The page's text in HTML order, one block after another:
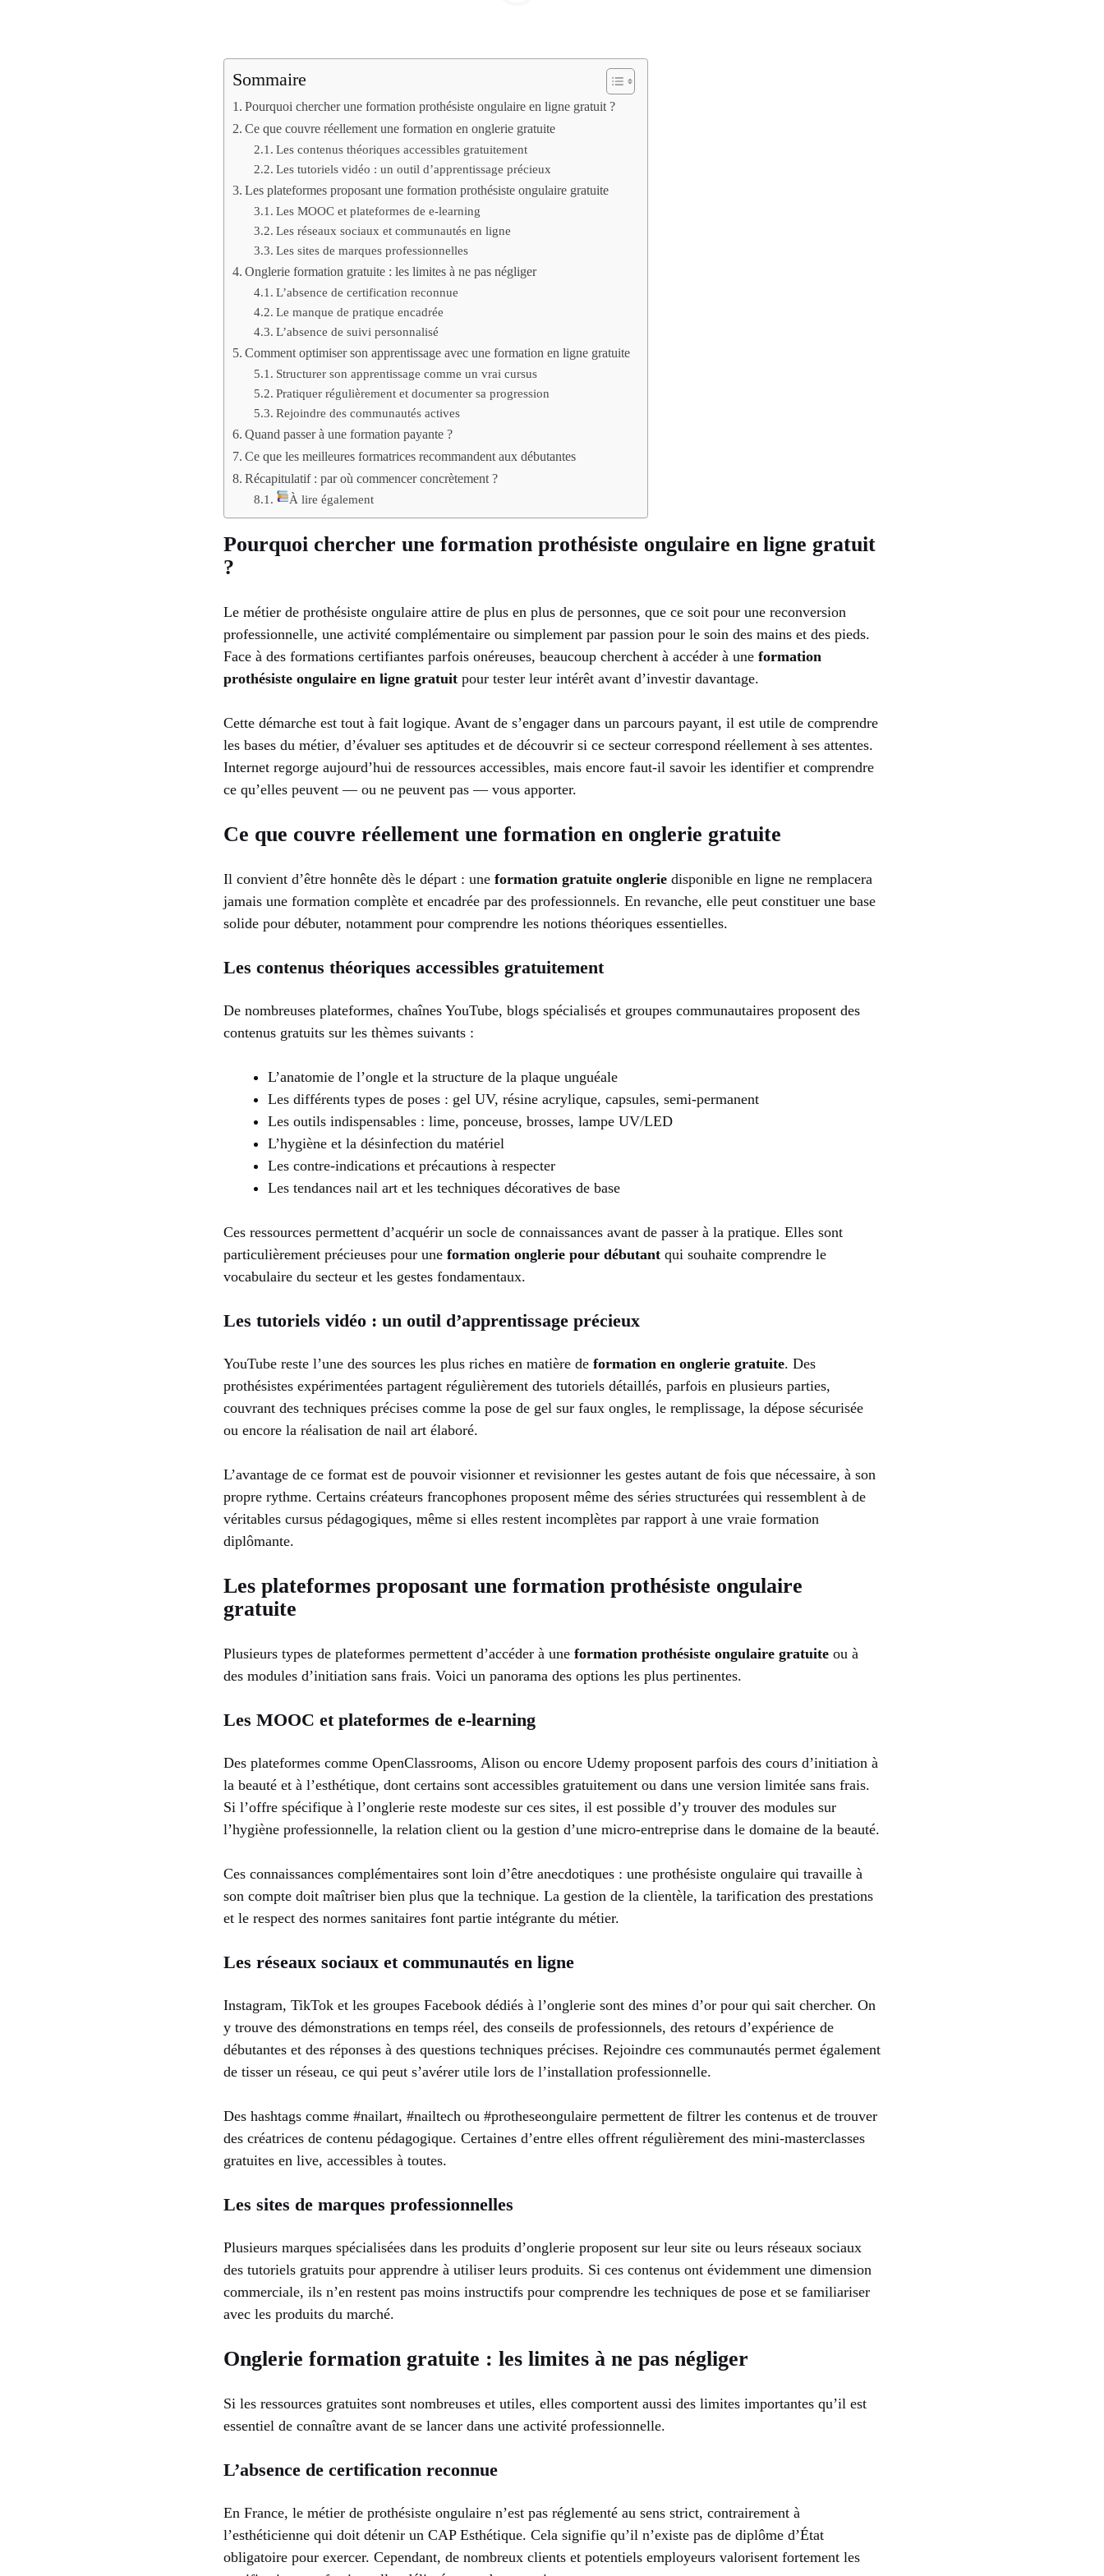
Sommaire
Pourquoi chercher une formation prothésiste ongulaire en ligne gratuit ?
Ce que couvre réellement une formation en onglerie gratuite
Les contenus théoriques accessibles gratuitement
Les tutoriels vidéo : un outil d’apprentissage précieux
Les plateformes proposant une formation prothésiste ongulaire gratuite
Les MOOC et plateformes de e-learning
Les réseaux sociaux et communautés en ligne
Les sites de marques professionnelles
Onglerie formation gratuite : les limites à ne pas négliger
L’absence de certification reconnue
Le manque de pratique encadrée
L’absence de suivi personnalisé
Comment optimiser son apprentissage avec une formation en ligne gratuite
Structurer son apprentissage comme un vrai cursus
Pratiquer régulièrement et documenter sa progression
Rejoindre des communautés actives
Quand passer à une formation payante ?
Ce que les meilleures formatrices recommandent aux débutantes
Récapitulatif : par où commencer concrètement ?
À lire également
Pourquoi chercher une formation prothésiste ongulaire en ligne gratuit
?
Le métier de prothésiste ongulaire attire de plus en plus de personnes, que ce soit pour une reconversion
professionnelle, une activité complémentaire ou simplement par passion pour le soin des mains et des pieds.
Face à des formations certifiantes parfois onéreuses, beaucoup cherchent à accéder à une formation
prothésiste ongulaire en ligne gratuit pour tester leur intérêt avant d’investir davantage.
Cette démarche est tout à fait logique. Avant de s’engager dans un parcours payant, il est utile de comprendre
les bases du métier, d’évaluer ses aptitudes et de découvrir si ce secteur correspond réellement à ses attentes.
Internet regorge aujourd’hui de ressources accessibles, mais encore faut-il savoir les identifier et comprendre
ce qu’elles peuvent — ou ne peuvent pas — vous apporter.
Ce que couvre réellement une formation en onglerie gratuite
Il convient d’être honnête dès le départ : une formation gratuite onglerie disponible en ligne ne remplacera
jamais une formation complète et encadrée par des professionnels. En revanche, elle peut constituer une base
solide pour débuter, notamment pour comprendre les notions théoriques essentielles.
Les contenus théoriques accessibles gratuitement
De nombreuses plateformes, chaînes YouTube, blogs spécialisés et groupes communautaires proposent des
contenus gratuits sur les thèmes suivants :
L’anatomie de l’ongle et la structure de la plaque unguéale
Les différents types de poses : gel UV, résine acrylique, capsules, semi-permanent
Les outils indispensables : lime, ponceuse, brosses, lampe UV/LED
L’hygiène et la désinfection du matériel
Les contre-indications et précautions à respecter
Les tendances nail art et les techniques décoratives de base
Ces ressources permettent d’acquérir un socle de connaissances avant de passer à la pratique. Elles sont
particulièrement précieuses pour une formation onglerie pour débutant qui souhaite comprendre le
vocabulaire du secteur et les gestes fondamentaux.
Les tutoriels vidéo : un outil d’apprentissage précieux
YouTube reste l’une des sources les plus riches en matière de formation en onglerie gratuite. Des
prothésistes expérimentées partagent régulièrement des tutoriels détaillés, parfois en plusieurs parties,
couvrant des techniques précises comme la pose de gel sur faux ongles, le remplissage, la dépose sécurisée
ou encore la réalisation de nail art élaboré.
L’avantage de ce format est de pouvoir visionner et revisionner les gestes autant de fois que nécessaire, à son
propre rythme. Certains créateurs francophones proposent même des séries structurées qui ressemblent à de
véritables cursus pédagogiques, même si elles restent incomplètes par rapport à une vraie formation
diplômante.
Les plateformes proposant une formation prothésiste ongulaire
gratuite
Plusieurs types de plateformes permettent d’accéder à une formation prothésiste ongulaire gratuite ou à
des modules d’initiation sans frais. Voici un panorama des options les plus pertinentes.
Les MOOC et plateformes de e-learning
Des plateformes comme OpenClassrooms, Alison ou encore Udemy proposent parfois des cours d’initiation à
la beauté et à l’esthétique, dont certains sont accessibles gratuitement ou dans une version limitée sans frais.
Si l’offre spécifique à l’onglerie reste modeste sur ces sites, il est possible d’y trouver des modules sur
l’hygiène professionnelle, la relation client ou la gestion d’une micro-entreprise dans le domaine de la beauté.
Ces connaissances complémentaires sont loin d’être anecdotiques : une prothésiste ongulaire qui travaille à
son compte doit maîtriser bien plus que la technique. La gestion de la clientèle, la tarification des prestations
et le respect des normes sanitaires font partie intégrante du métier.
Les réseaux sociaux et communautés en ligne
Instagram, TikTok et les groupes Facebook dédiés à l’onglerie sont des mines d’or pour qui sait chercher. On
y trouve des démonstrations en temps réel, des conseils de professionnels, des retours d’expérience de
débutantes et des réponses à des questions techniques précises. Rejoindre ces communautés permet également
de tisser un réseau, ce qui peut s’avérer utile lors de l’installation professionnelle.
Des hashtags comme #nailart, #nailtech ou #protheseongulaire permettent de filtrer les contenus et de trouver
des créatrices de contenu pédagogique. Certaines d’entre elles offrent régulièrement des mini-masterclasses
gratuites en live, accessibles à toutes.
Les sites de marques professionnelles
Plusieurs marques spécialisées dans les produits d’onglerie proposent sur leur site ou leurs réseaux sociaux
des tutoriels gratuits pour apprendre à utiliser leurs produits. Si ces contenus ont évidemment une dimension
commerciale, ils n’en restent pas moins instructifs pour comprendre les techniques de pose et se familiariser
avec les produits du marché.
Onglerie formation gratuite : les limites à ne pas négliger
Si les ressources gratuites sont nombreuses et utiles, elles comportent aussi des limites importantes qu’il est
essentiel de connaître avant de se lancer dans une activité professionnelle.
L’absence de certification reconnue
En France, le métier de prothésiste ongulaire n’est pas réglementé au sens strict, contrairement à
l’esthéticienne qui doit détenir un CAP Esthétique. Cela signifie qu’il n’existe pas de diplôme d’État
obligatoire pour exercer. Cependant, de nombreux clients et potentiels employeurs valorisent fortement les